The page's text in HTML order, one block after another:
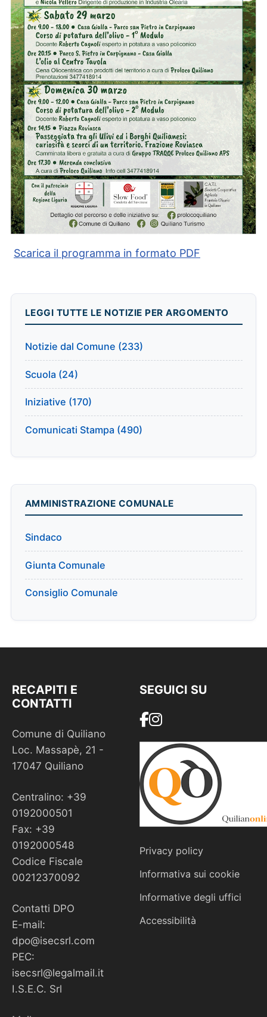
Scarica il programma in formato PDF
LEGGI TUTTE LE NOTIZIE PER ARGOMENTO
Notizie dal Comune (233)
Scuola (24)
Iniziative (170)
Comunicati Stampa (490)
AMMINISTRAZIONE COMUNALE
Sindaco
Giunta Comunale
Consiglio Comunale
RECAPITI E
CONTATTI
Comune di Quiliano
Loc. Massapè, 21 -
17047 Quiliano
Centralino: +39
0192000501
Fax: +39
0192000548
Codice Fiscale
00212370092
Contatti DPO
E-mail:
dpo@isecsrl.com
PEC:
isecsrl@legalmail.it
I.S.E.C. Srl
SEGUICI SU
Privacy policy
Informativa sui cookie
Informative degli uffici
Accessibilità